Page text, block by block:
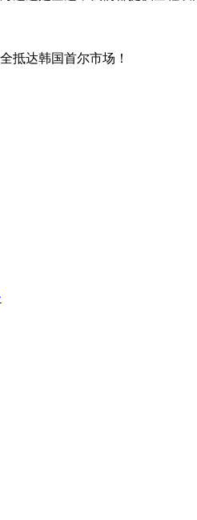
抵达韩国首尔市场！